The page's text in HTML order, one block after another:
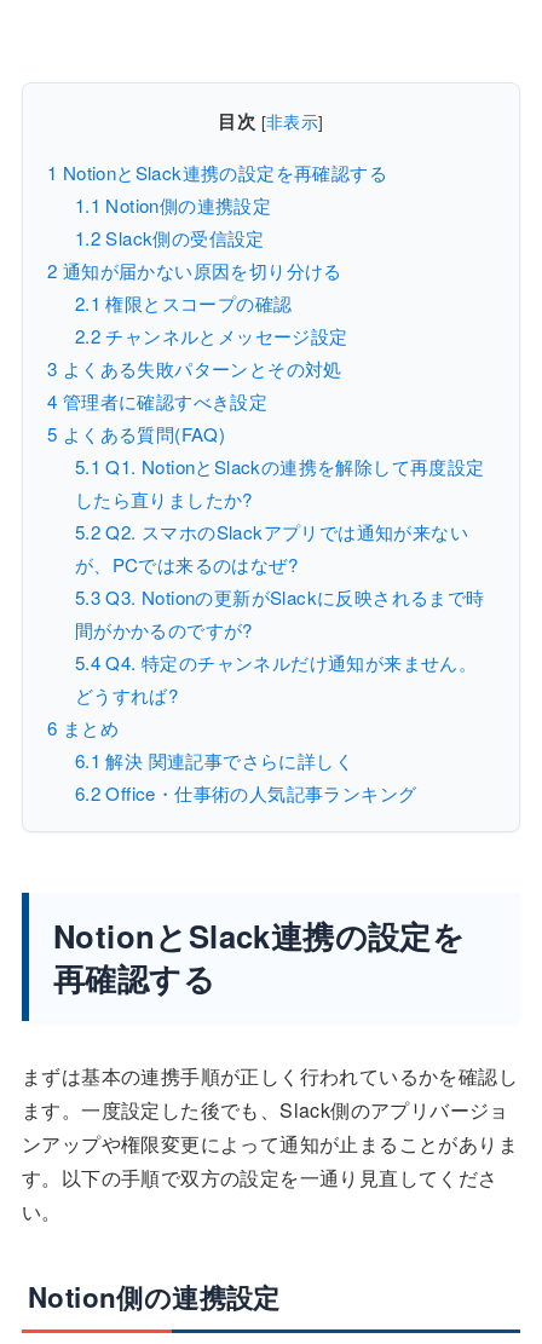
目次 [非表示]
1 NotionとSlack連携の設定を再確認する
1.1 Notion側の連携設定
1.2Slack側の受信設定
2 通知が届かない原因を切り分ける
2.1 権限とスコープの確認
2.2チャンネルとメッセージ設定
3 よくある失敗パターンとその対処
4 管理者に確認すべき設定
5 よくある質問(FAQ)
5.1 Q1. NotionとSlackの連携を解除して再度設定
したら直りましたか?
5.2Q2. スマホのSlackアプリでは通知が来ない
が、PCでは来るのはなぜ?
5.3Q3. Notionの更新がSlackに反映されるまで時
間がかかるのですが?
5.4Q4. 特定のチャンネルだけ通知が来ません。
どうすれば?
6 まとめ
6.1 解決 関連記事でさらに詳しく
6.2Office・仕事術の人気記事ランキング
NotionとSlack連携の設定を
再確認する
まずは基本の連携手順が正しく行われているかを確認し
ます。一度設定した後でも、Slack側のアプリバージョ
ンアップや権限変更によって通知が止まることがありま
す。以下の手順で双方の設定を一通り見直してくださ
い。
Notion側の連携設定